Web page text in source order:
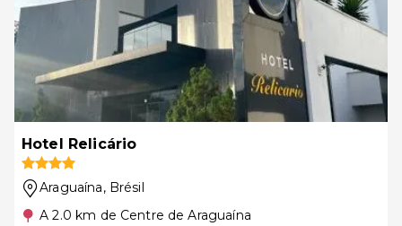
Hotel Relicário
Araguaína, Brésil
A 2.0 km de Centre de Araguaína